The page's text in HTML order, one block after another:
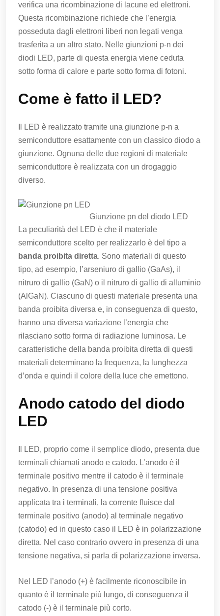
verifica una ricombinazione di lacune ed elettroni.
Questa ricombinazione richiede che l’energia
posseduta dagli elettroni liberi non legati venga
trasferita a un altro stato. Nelle giunzioni p-n dei
diodi LED, parte di questa energia viene ceduta
sotto forma di calore e parte sotto forma di fotoni.
Come è fatto il LED?
Il LED è realizzato tramite una giunzione p-n a
semiconduttore esattamente con un classico diodo a
giunzione. Ognuna delle due regioni di materiale
semiconduttore è realizzata con un drogaggio
diverso.
Giunzione pn del diodo LED
La peculiarità del LED è che il materiale
semiconduttore scelto per realizzarlo è del tipo a
banda proibita diretta. Sono materiali di questo
tipo, ad esempio, l’arseniuro di gallio (GaAs), il
nitruro di gallio (GaN) o il nitruro di gallio di alluminio
(AlGaN). Ciascuno di questi materiale presenta una
banda proibita diversa e, in conseguenza di questo,
hanno una diversa variazione l’energia che
rilasciano sotto forma di radiazione luminosa. Le
caratteristiche della banda proibita diretta di questi
materiali determinano la frequenza, la lunghezza
d’onda e quindi il colore della luce che emettono.
Anodo catodo del diodo
LED
Il LED, proprio come il semplice diodo, presenta due
terminali chiamati anodo e catodo. L’anodo è il
terminale positivo mentre il catodo è il terminale
negativo. In presenza di una tensione positiva
applicata tra i terminali, la corrente fluisce dal
terminale positivo (anodo) al terminale negativo
(catodo) ed in questo caso il LED è in polarizzazione
diretta. Nel caso contrario ovvero in presenza di una
tensione negativa, si parla di polarizzazione inversa.
Nel LED l’anodo (+) è facilmente riconoscibile in
quanto è il terminale più lungo, di conseguenza il
catodo (-) è il terminale più corto.